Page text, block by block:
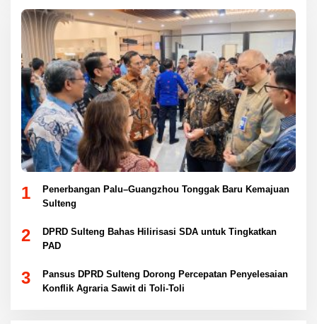
1
Penerbangan Palu–Guangzhou Tonggak Baru Kemajuan
Sulteng
2
DPRD Sulteng Bahas Hilirisasi SDA untuk Tingkatkan
PAD
3
Pansus DPRD Sulteng Dorong Percepatan Penyelesaian
Konflik Agraria Sawit di Toli-Toli